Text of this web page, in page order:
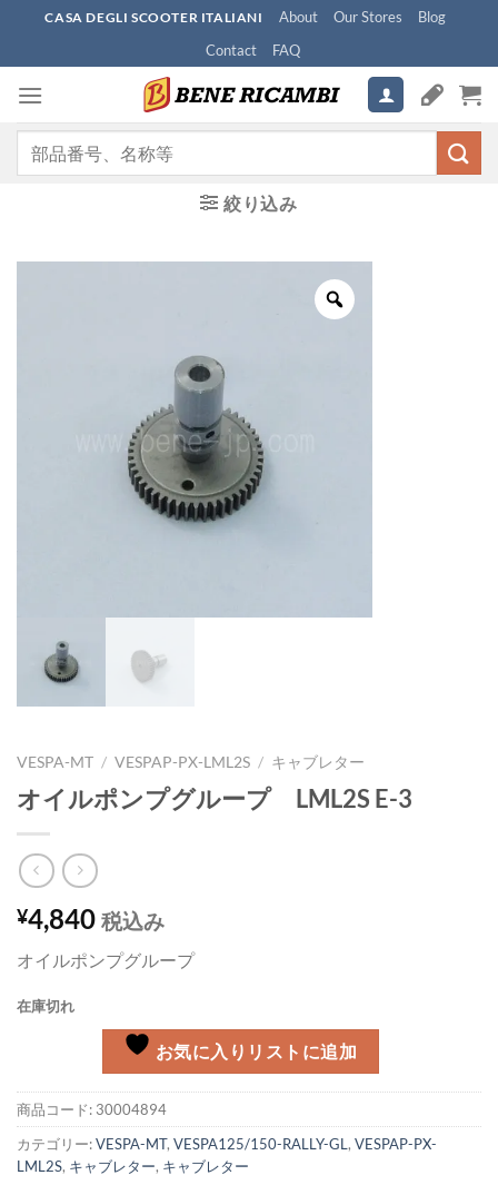
content
CASA DEGLI SCOOTER ITALIANI About Our Stores
Blog
Contact
FAQ
絞り込み
VESPA-MT / VESPAP-PX-LML2S / キャブレター
オイルポンプグループ LML2S E-3
¥4,840 税込み
オイルポンプグループ
在庫切れ
お気に入りリストに追加
商品コード: 30004894
カテゴリー:VESPA-MT, VESPA125/150-RALLY-GL , VESPAP-PX-
LML2S, キャブレター, キャブレター